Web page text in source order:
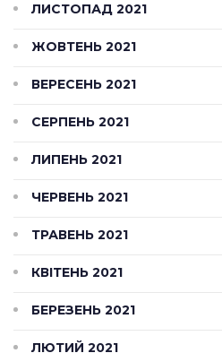
ЛИСТОПАД 2021
ЖОВТЕНЬ 2021
ВЕРЕСЕНЬ 2021
СЕРПЕНЬ 2021
ЛИПЕНЬ 2021
ЧЕРВЕНЬ 2021
ТРАВЕНЬ 2021
КВІТЕНЬ 2021
БЕРЕЗЕНЬ 2021
ЛЮТИЙ 2021